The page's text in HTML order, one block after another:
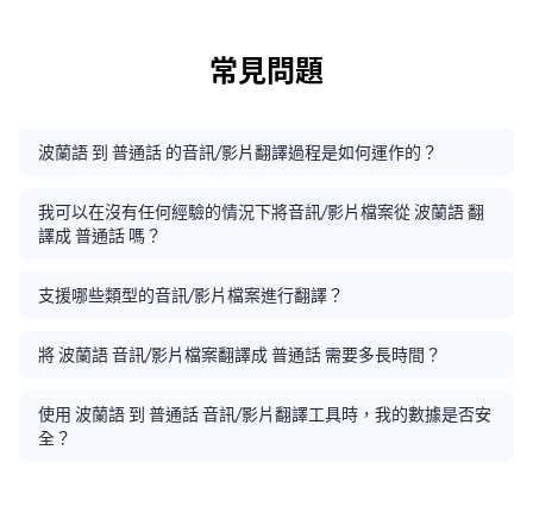
常見問題
波蘭語 到 普通話 的音訊/影片翻譯過程是如何運作的？
我可以在沒有任何經驗的情況下將音訊/影片檔案從 波蘭語 翻
譯成 普通話 嗎？
支援哪些類型的音訊/影片檔案進行翻譯？
將 波蘭語 音訊/影片檔案翻譯成 普通話 需要多長時間？
使用 波蘭語 到 普通話 音訊/影片翻譯工具時，我的數據是否安
全？